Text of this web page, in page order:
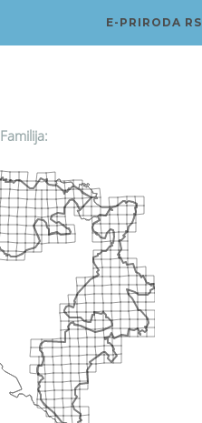
E-PRIRODA RS
Familija: